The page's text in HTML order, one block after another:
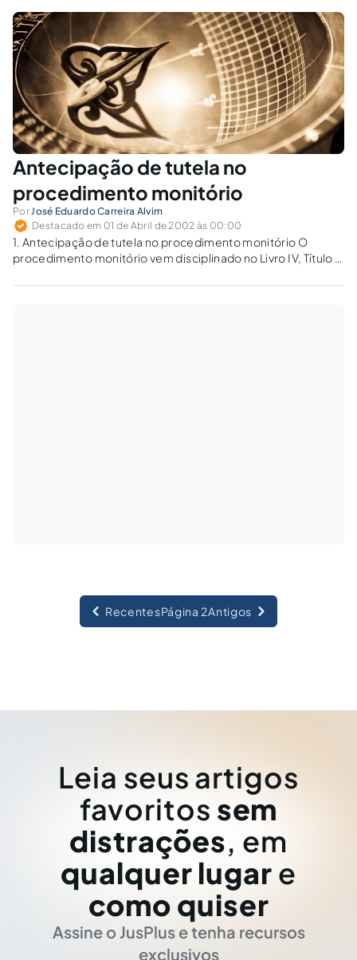
escrita", inserida pelo legislador no artigo
1.102a do Código de Processo Civil, que
possibilitaria ao…
Antecipação de tutela no
procedimento monitório
PorJosé Eduardo Carreira Alvim
Destacado em 01 de Abril de 2002 às 00:00
1. Antecipação de tutela no procedimento monitório O
procedimento monitório vem disciplinado no Livro IV, Título I,
contenciosa, inserido no Capítulo XV sob o título "Da ação
RecentesPágina 2Antigos
Leia seus artigos
favoritos sem
distrações, em
qualquer lugar e
como quiser
Assine o JusPlus e tenha recursos
exclusivos